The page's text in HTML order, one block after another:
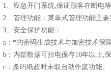
1、应急开门系统,保证顾客在断电
2、管理功能：菜单式管理功能主
3、安全保护功能：
a ：*的密码生成技术与加密技术保
b ：内部数据可掉电保存10年以上,
c ：条码纸超时未取自动作废功能。